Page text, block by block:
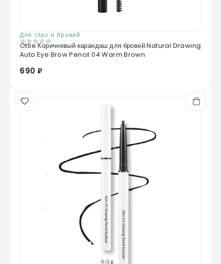
Для глаз и бровей
0из 5
Ottie Коричневый карандаш для бровей Natural Drawing
Auto Eye Brow Pencil 04 Warm Brown
690 ₽